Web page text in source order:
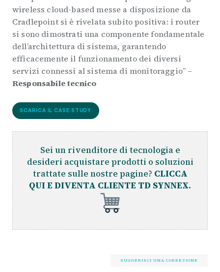
wireless cloud-based messe a disposizione da
Cradlepoint si è rivelata subito positiva: i router
si sono dimostrati una componente fondamentale
dell’architettura di sistema, garantendo
efficacemente il funzionamento dei diversi
servizi connessi al sistema di monitoraggio” –
Responsabile tecnico
SCARICA IL CASE STUDY
Sei un rivenditore di tecnologia e
desideri acquistare prodotti o soluzioni
trattate sulle nostre pagine? CLICCA
QUI E DIVENTA CLIENTE TD SYNNEX.
SUGGERISCI UNA CORREZIONE